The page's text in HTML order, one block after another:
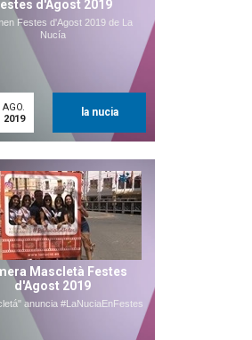
d'Agost 2019
Festes d'Agost 2019 de La
Nucía
AGO.
2019
la nucia
Mascletà Festes
d'Agost 2019
anuncia #LaNuciaEnFestes